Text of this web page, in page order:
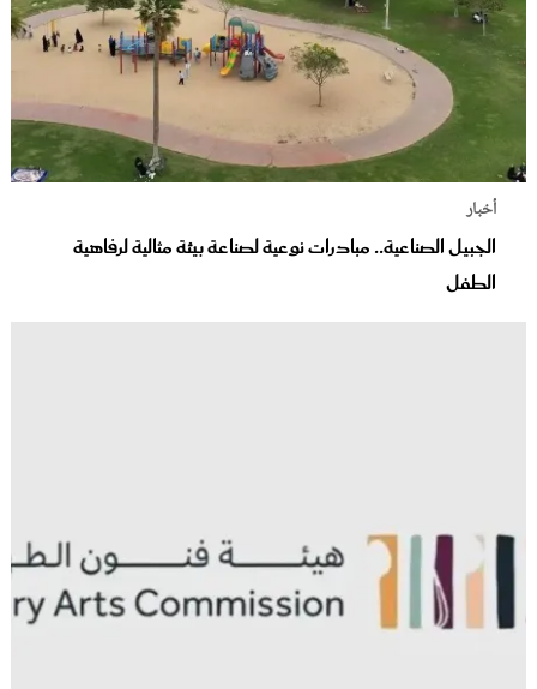
أخبار
الجبيل الصناعية.. مبادرات نوعية لصناعة بيئة مثالية لرفاهية
الطفل